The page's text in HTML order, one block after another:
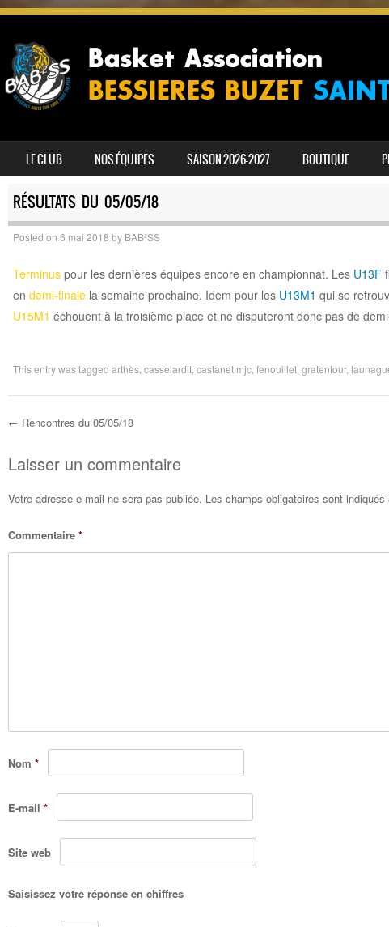
MENU
SKIP TO CONTENT
LE CLUB NOS ÉQUIPES SAISON 2026-2027 BOUTIQUE
RÉSULTATS DU 05/05/18
Posted on 6 mai 2018 by BAB²SS
Terminuspour les dernières équipes encore en championnat. Les U13F
en demi-finalela semaine prochaine. Idem pour les U13M1 qui se
U15M1 échouent à la troisième place et ne disputeront donc pas de
This entry was tagged arthès, casselardit, castanet mjc, fenouillet, gratentour,
Post navigation
← Rencontres du 05/05/18
Laisser un commentaire
Votre adresse e-mail ne sera pas publiée. Les champs obligatoires sont indiqués
Commentaire *
Nom *
E-mail *
Site web
Saisissez votre réponse en chiffres